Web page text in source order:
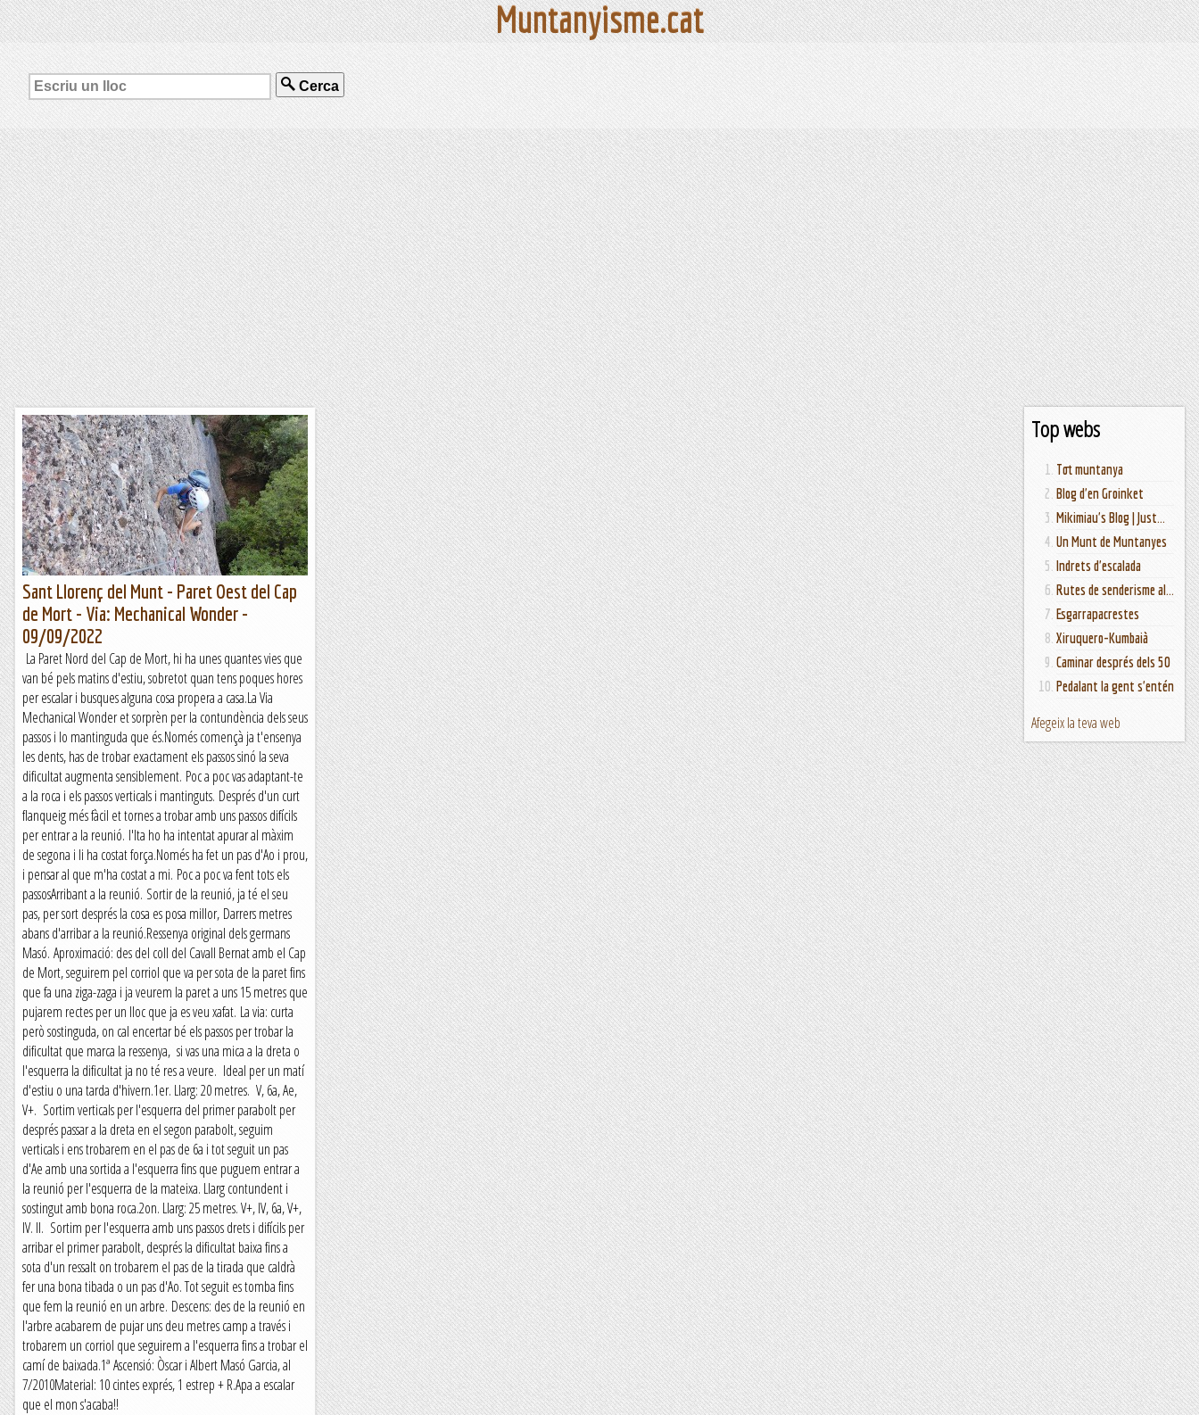
Muntanyisme.cat
Cerca
Top webs
Tot muntanya
Blog d'en Groinket
Mikimiau's Blog | Just...
Un Munt de Muntanyes
Indrets d'escalada
Rutes de senderisme al...
Esgarrapacrestes
Xiruquero-Kumbaià
Caminar després dels 50
Pedalant la gent s'entén
Afegeix la teva web
Sant Llorenç del Munt - Paret Oest del Cap
de Mort - Via: Mechanical Wonder -
09/09/2022
La Paret Nord del Cap de Mort, hi ha unes quantes vies que
van bé pels matins d'estiu, sobretot quan tens poques hores
per escalar i busques alguna cosa propera a casa.La Via
Mechanical Wonder et sorprèn per la contundència dels seus
passos i lo mantinguda que és.Només començà ja t'ensenya
les dents, has de trobar exactament els passos sinó la seva
dificultat augmenta sensiblement. Poc a poc vas adaptant-te
a la roca i els passos verticals i mantinguts. Després d'un curt
flanqueig més fàcil et tornes a trobar amb uns passos difícils
per entrar a la reunió. l'Ita ho ha intentat apurar al màxim
de segona i li ha costat força.Només ha fet un pas d'Ao i prou,
i pensar al que m'ha costat a mi. Poc a poc va fent tots els
passosArribant a la reunió. Sortir de la reunió, ja té el seu
pas, per sort després la cosa es posa millor, Darrers metres
abans d'arribar a la reunió.Ressenya original dels germans
Masó. Aproximació: des del coll del Cavall Bernat amb el Cap
de Mort, seguirem pel corriol que va per sota de la paret fins
que fa una ziga-zaga i ja veurem la paret a uns 15 metres que
pujarem rectes per un lloc que ja es veu xafat. La via: curta
però sostinguda, on cal encertar bé els passos per trobar la
dificultat que marca la ressenya, si vas una mica a la dreta o
l'esquerra la dificultat ja no té res a veure. Ideal per un matí
d'estiu o una tarda d'hivern.1er. Llarg: 20 metres. V, 6a, Ae,
V+. Sortim verticals per l'esquerra del primer parabolt per
després passar a la dreta en el segon parabolt, seguim
verticals i ens trobarem en el pas de 6a i tot seguit un pas
d'Ae amb una sortida a l'esquerra fins que puguem entrar a
la reunió per l'esquerra de la mateixa. Llarg contundent i
sostingut amb bona roca.2on. Llarg: 25 metres. V+, IV, 6a, V+,
IV. II. Sortim per l'esquerra amb uns passos drets i difícils per
arribar el primer parabolt, després la dificultat baixa fins a
sota d'un ressalt on trobarem el pas de la tirada que caldrà
fer una bona tibada o un pas d'Ao. Tot seguit es tomba fins
que fem la reunió en un arbre. Descens: des de la reunió en
l'arbre acabarem de pujar uns deu metres camp a través i
trobarem un corriol que seguirem a l'esquerra fins a trobar el
camí de baixada.1ª Ascensió: Òscar i Albert Masó Garcia, al
7/2010Material: 10 cintes exprés, 1 estrep + R.Apa a escalar
que el mon s'acaba!!